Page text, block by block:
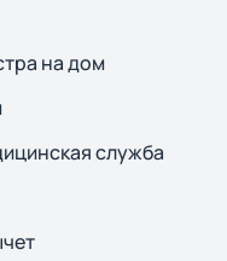
на дом
служба